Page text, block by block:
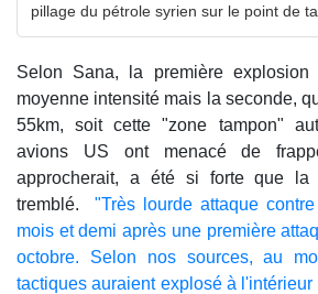
pillage du pétrole syrien sur le point de
Selon Sana, la première
moyenne intensité mais la seconde,
55km, soit cette "zone tampon"
avions US ont menacé de
approcherait, a été si forte que la
tremblé.
"Très lourde attaque
mois et demi après une première
octobre. Selon nos sources, au
tactiques auraient explosé à